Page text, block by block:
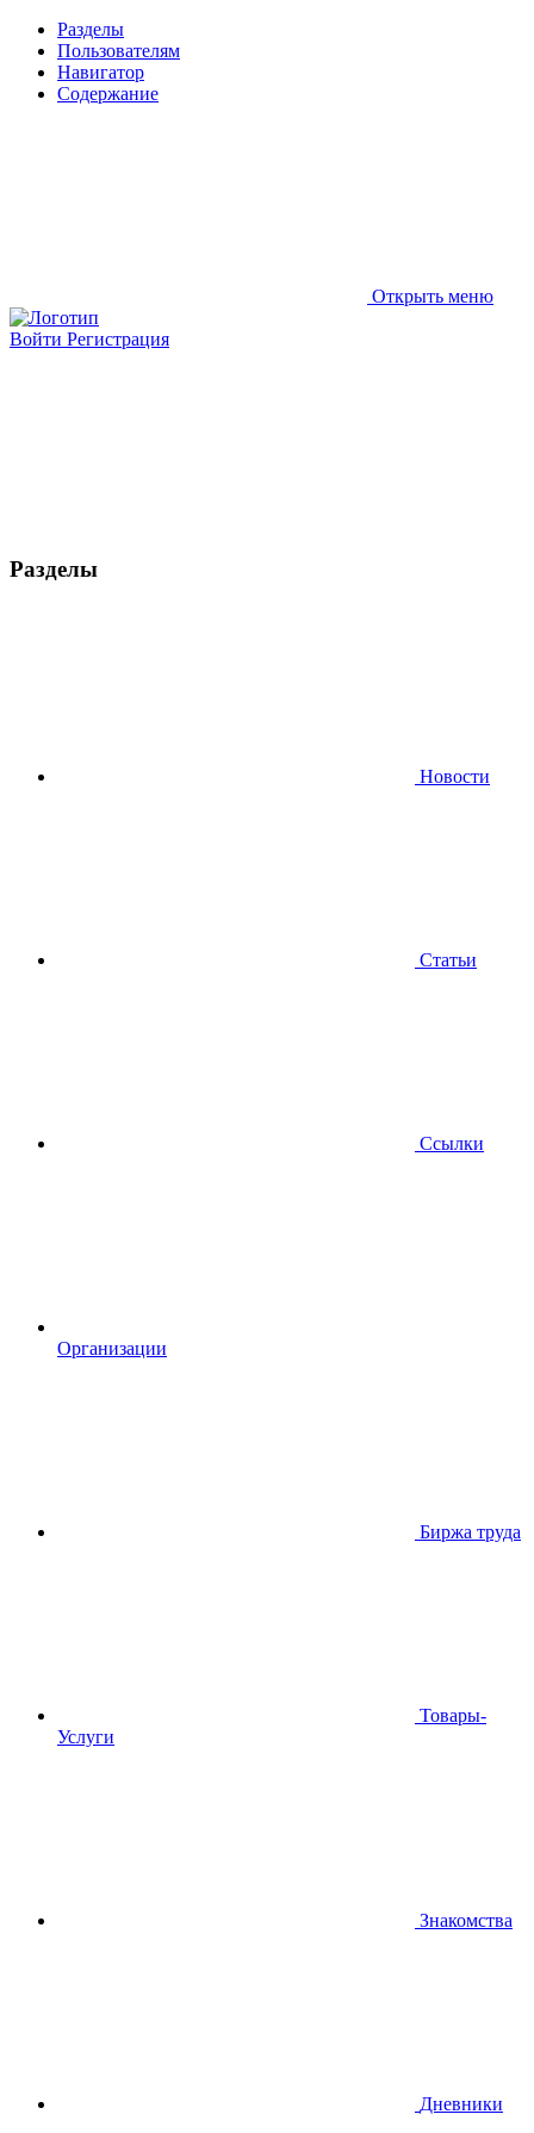
Разделы
Пользователям
Навигатор
Содержание
Открыть меню
Войти Регистрация
Разделы
Новости
Статьи
Ссылки
Организации
Биржа труда
Товары-
Услуги
Знакомства
Дневники